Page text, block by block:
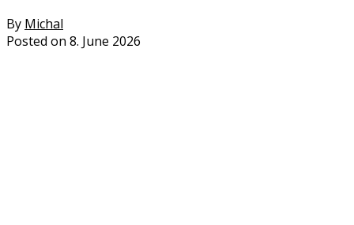
By Michal
Posted on 8. June 2026